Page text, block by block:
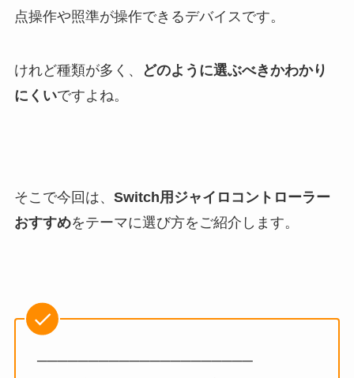
点操作や照準が操作できるデバイスです。
けれど種類が多く、
どのように選ぶべきかわかり
にくいですよね。
そこで今回は、 Switch用ジャイロコントローラー
おすすめをテーマに選び方をご紹介します。
─────────────────────